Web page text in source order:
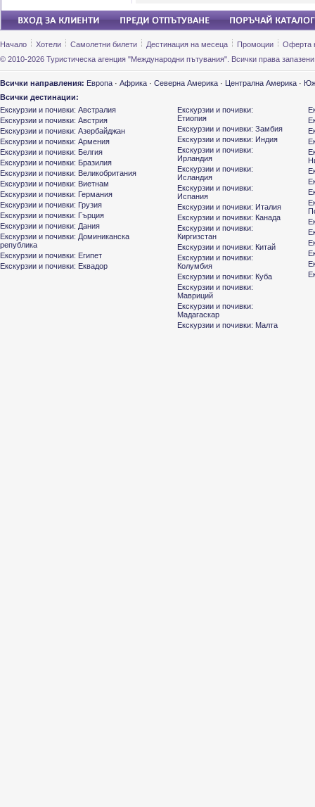
Начало Хотели Самолетни билети Дестинация на месеца Промоции
Оферта
© 2010-2026 Туристическа агенция "Международни пътувания". Всички права
Всички направления: Европа · Африка · Северна Америка · Централна Америка ·
Всички дестинации:
Екскурзии и почивки: Австралия
Екскурзии и почивки: Австрия
Екскурзии и почивки: Азербайджан
Екскурзии и почивки: Армения
Екскурзии и почивки: Белгия
Екскурзии и почивки: Бразилия
Екскурзии и почивки: Великобритания
Екскурзии и почивки: Виетнам
Екскурзии и почивки: Германия
Екскурзии и почивки: Грузия
Екскурзии и почивки: Гърция
Екскурзии и почивки: Дания
Екскурзии и почивки: Доминиканска
република
Екскурзии и почивки: Египет
Екскурзии и почивки: Еквадор
Екскурзии и почивки:
Етиопия
Екскурзии и почивки: Замбия
Екскурзии и почивки: Индия
Екскурзии и почивки:
Ирландия
Екскурзии и почивки:
Исландия
Екскурзии и почивки:
Испания
Екскурзии и почивки: Италия
Екскурзии и почивки: Канада
Екскурзии и почивки:
Киргизстан
Екскурзии и почивки: Китай
Екскурзии и почивки:
Колумбия
Екскурзии и почивки: Куба
Екскурзии и почивки:
Мавриций
Екскурзии и почивки:
Мадагаскар
Екскурзии и почивки: Малта